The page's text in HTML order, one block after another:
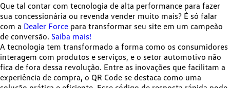
Que tal contar com tecnologia de alta performance para fazer
sua concessionária ou revenda vender muito mais? É só falar
com a Dealer Force para transformar seu site em um campeão
de conversão. Saiba mais!
A tecnologia tem transformado a forma como os consumidores
interagem com produtos e serviços, e o setor automotivo não
fica de fora dessa revolução. Entre as inovações que facilitam a
experiência de compra, o QR Code se destaca como uma